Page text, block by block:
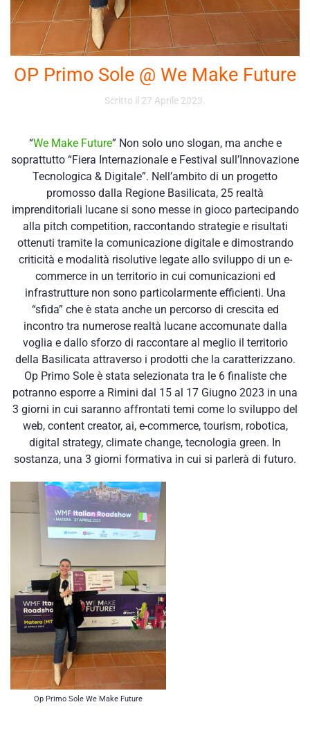
OP Primo Sole @ We Make Future
Scritto il 27 Aprile 2023
“We Make Future” Non solo uno slogan, ma anche e
soprattutto “Fiera Internazionale e Festival sull’Innovazione
Tecnologica & Digitale”. Nell’ambito di un progetto
promosso dalla Regione Basilicata, 25 realtà
imprenditoriali lucane si sono messe in gioco partecipando
alla pitch competition, raccontando strategie e risultati
ottenuti tramite la comunicazione digitale e dimostrando
criticità e modalità risolutive legate allo sviluppo di un e-
commerce in un territorio in cui comunicazioni ed
infrastrutture non sono particolarmente efficienti. Una
“sfida” che è stata anche un percorso di crescita ed
incontro tra numerose realtà lucane accomunate dalla
voglia e dallo sforzo di raccontare al meglio il territorio
della Basilicata attraverso i prodotti che la caratterizzano.
Op Primo Sole è stata selezionata tra le 6 finaliste che
potranno esporre a Rimini dal 15 al 17 Giugno 2023 in una
3 giorni in cui saranno affrontati temi come lo sviluppo del
web, content creator, ai, e-commerce, tourism, robotica,
digital strategy, climate change, tecnologia green. In
sostanza, una 3 giorni formativa in cui si parlerà di futuro.
Op Primo Sole We Make Future